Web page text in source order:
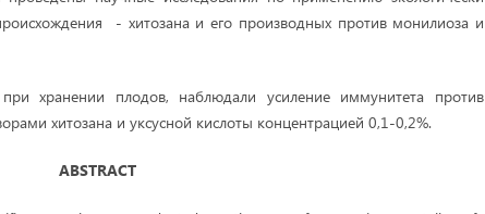
- хитозана и его производных против монилиоза и
при хранении плодов, наблюдали усиление иммунитета против
хитозана и уксусной кислоты концентрацией 0,1-0,2%.
ABSTRACT